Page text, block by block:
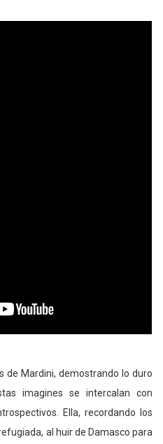
de Mardini, demostrando lo duro
imagines se intercalan con
Ella, recordando los
al huir de Damasco para